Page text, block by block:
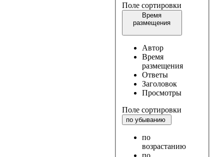
Поле сортировки
Время
размещения
Автор
Время
размещения
Ответы
Заголовок
Просмотры
Поле сортировки
по убыванию
по
возрастанию